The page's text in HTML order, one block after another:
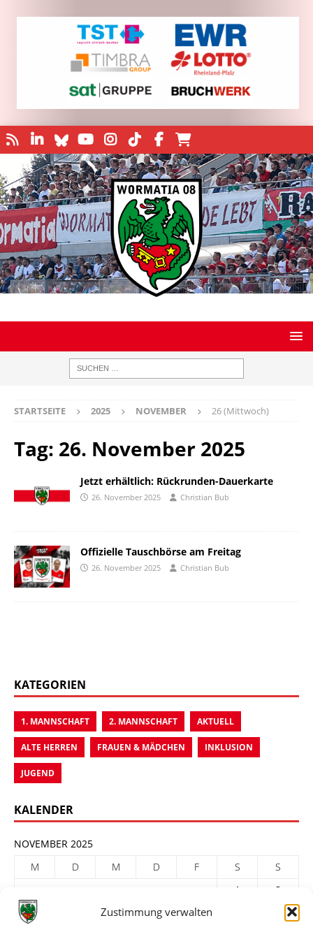
Zustimmung verwalten
STARTSEITE 2025 NOVEMBER 26 (Mittwoch)
Tag: 26. November 2025
Jetzt erhältlich: Rückrunden-Dauerkarte
26. November 2025 Christian Bub
Offizielle Tauschbörse am Freitag
26. November 2025 Christian Bub
KATEGORIEN
1. MANNSCHAFT 2. MANNSCHAFT AKTUELL
ALTE HERREN FRAUEN & MÄDCHEN INKLUSION
JUGEND
KALENDER
NOVEMBER 2025
M
D M D F S
S
1
2
3
5 6 7